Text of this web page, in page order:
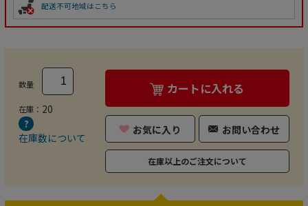
配送不可地域はこちら
数量
在庫： 20
在庫数について
カートに入れる
お気に入り お問い合わせ
在庫以上のご注文について